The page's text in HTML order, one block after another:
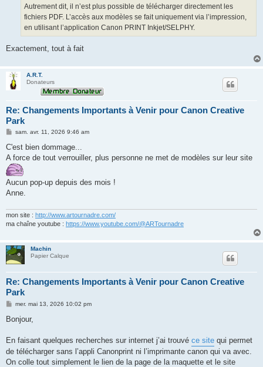
Autrement dit, il n’est plus possible de télécharger directement les
fichiers PDF. L’accès aux modèles se fait uniquement via l’impression,
en utilisant l’application Canon PRINT Inkjet/SELPHY.
Exactement, tout à fait
A.R.T.
Donateurs
Re: Changements Importants à Venir pour Canon Creative
Park
M
s
a
g
e
sam. avr. 11, 2026 9:46 am
C'est bien dommage...
A force de tout verrouiller, plus personne ne met de modèles sur leur site
Aucun pop-up depuis des mois !
Anne.
mon site : http://www.artournadre.com/
ma chaîne youtube : https://www.youtube.com/@ARTournadre
Machin
Papier Calque
Re: Changements Importants à Venir pour Canon Creative
Park
M
s
g
mer. mai 13, 2026 10:02 pm
Bonjour,
En faisant quelques recherches sur internet j’ai trouvé ce site qui permet
de télécharger sans l’appli Canonprint ni l’imprimante canon qui va avec.
On colle tout simplement le lien de la page de la maquette et le site